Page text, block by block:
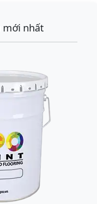
mới nhất